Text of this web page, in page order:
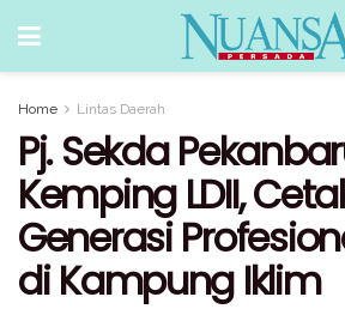
Home Lintas Daerah
Pj. Sekda
Kemping LDII,
Generasi
di Kampung Iklim